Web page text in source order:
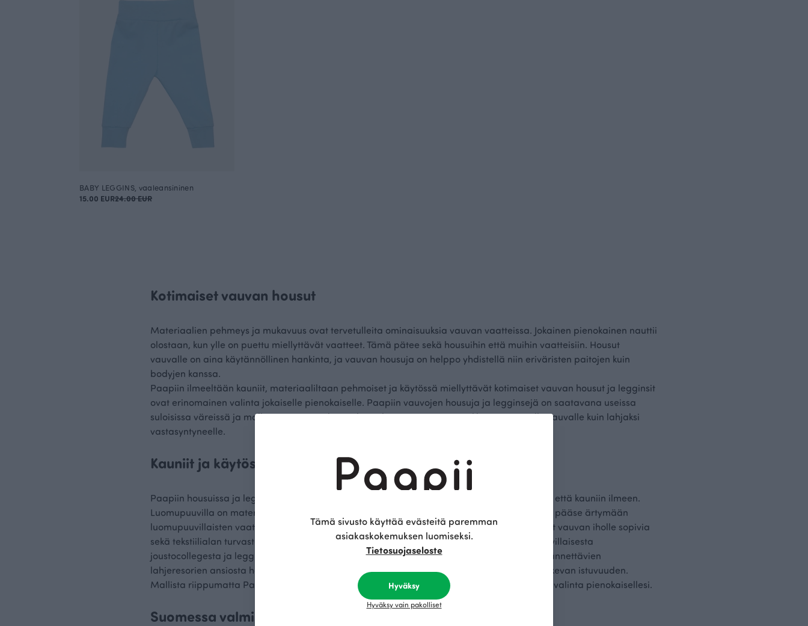
BABY LEGGINS, vaaleansininen
15.00 EUR24.00 EUR
Kotimaiset vauvan housut
Materiaalien pehmeys ja mukavuus ovat tervetulleita ominaisuuksia vauvan vaatteissa. Jokainen pienokainen nauttii
olostaan, kun ylle on puettu miellyttävät vaatteet. Tämä pätee sekä housuihin että muihin vaatteisiin. Housut
vauvalle on aina käytännöllinen hankinta, ja vauvan housuja on helppo yhdistellä niin eriväristen paitojen kuin
bodyjen kanssa.
Paapiin ilmeeltään kauniit, materiaaliltaan pehmoiset ja käytössä miellyttävät kotimaiset vauvan housut ja legginsit
ovat erinomainen valinta jokaiselle pienokaiselle. Paapiin vauvojen housuja ja legginsejä on saatavana useissa
suloisissa väreissä ja malleissa, joten niiden joukosta löytää vaivatta suosikkeja niin omalle vauvalle kuin lahjaksi
vastasyntyneelle.
Kauniit ja käytössä mukavat luomupuuvillaiset housut vauvalle
Paapiin housuissa ja legginseissä käytettävä luomupuuvilla tarjoaa sekä käyttömukavuuden että kauniin ilmeen.
Luomupuuvilla on materiaalina lempeä vauvan herkälle iholle, minkä ansiosta vauvan iho ei pääse ärtymään
luomupuuvillaisten vaatteiden käytöstä. Lisäksi luomupuuvillaisten kankaiden väriaineet ovat vauvan iholle sopivia
sekä tekstiilialan turvastandardien mukaisia. Paapiin collegehousut valmistetaan luomupuuvillaisesta
joustocollegesta ja legginsit luomupuuvillaisesta trikoosta. Joustocollegehousujen pitkien, käännettävien
lahjeresorien ansiosta housut kasvavat vauvan mukana ja niiden vyötäröresori varmistaa tukevan istuvuuden.
Mallista riippumatta Paapiin kotimaiset vauvan housut ovat monestakin syystä erinomainen valinta pienokaisellesi.
Suomessa valmistetut vastuulliset housut vauvalle Paapiilta
Tämä sivusto käyttää evästeitä paremman
asiakaskokemuksen luomiseksi.
Tietosuojaseloste
Hyväksy
Hyväksy vain pakolliset